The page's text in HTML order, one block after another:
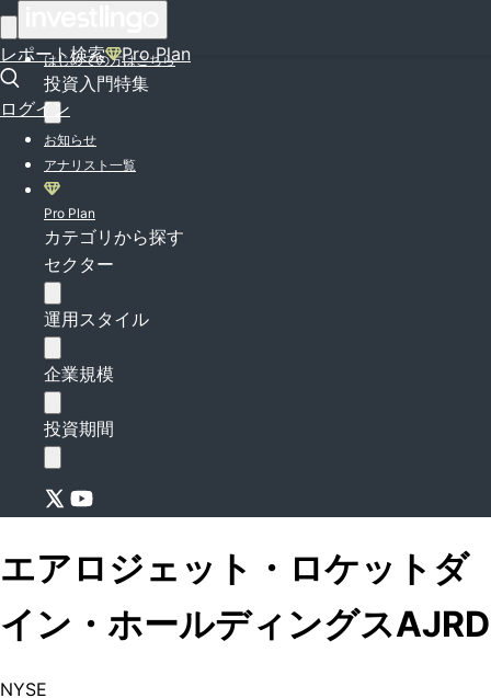
レポート検索 Pro Plan
ログイン
はじめての方はこちら
投資入門特集
お知らせ
アナリスト一覧
Pro Plan
カテゴリから探す
セクター
運用スタイル
企業規模
投資期間
エアロジェット・ロケットダ
イン・ホールディングスAJRD
NYSE